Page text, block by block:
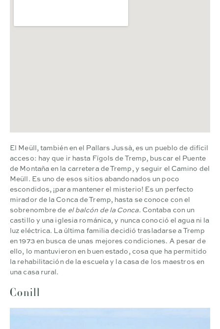
El Meüll, también en el Pallars Jussà, es un pueblo de difícil
acceso: hay que ir hasta Fígols de Tremp, buscar el Puente
de Montaña en la carretera de Tremp, y seguir el Camino del
Meüll. Es uno de esos sitios abandonados un poco
escondidos, ¡para mantener el misterio! Es un perfecto
mirador de la Conca de Tremp, hasta se conoce con el
sobrenombre de el balcón de la Conca. Contaba con un
castillo y una iglesia románica, y nunca conoció el agua ni la
luz eléctrica. La última familia decidió trasladarse a Tremp
en 1973 en busca de unas mejores condiciones. A pesar de
ello, lo mantuvieron en buen estado, cosa que ha permitido
la rehabilitación de la escuela y la casa de los maestros en
una casa rural.
Conill